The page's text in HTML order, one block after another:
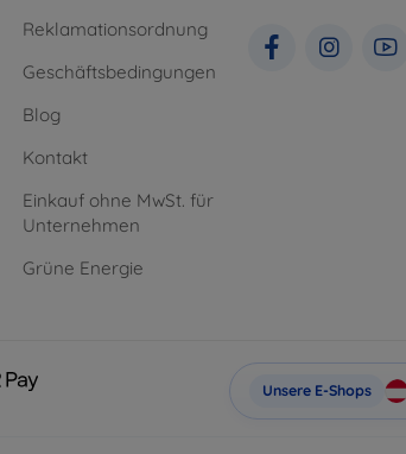
Reklamationsordnung
Geschäftsbedingungen
Blog
Kontakt
Einkauf ohne MwSt. für
Unternehmen
Grüne Energie
Unsere E-Shops